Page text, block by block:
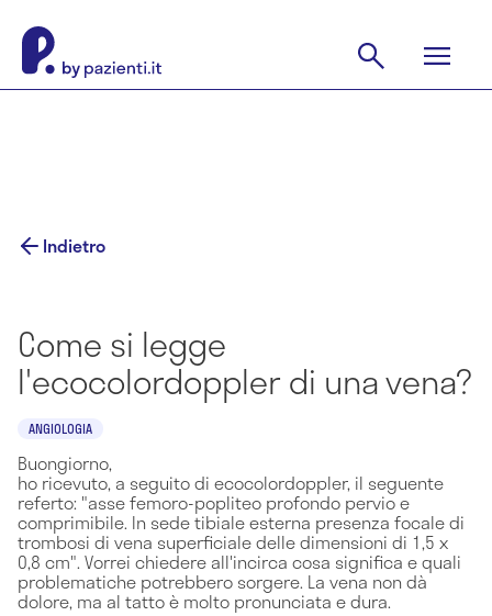
Indietro
Come si legge
l'ecocolordoppler di una vena?
ANGIOLOGIA
Buongiorno,
ho ricevuto, a seguito di ecocolordoppler, il seguente
referto: "asse femoro-popliteo profondo pervio e
comprimibile. In sede tibiale esterna presenza focale di
trombosi di vena superficiale delle dimensioni di 1,5 x
0,8 cm". Vorrei chiedere all'incirca cosa significa e quali
problematiche potrebbero sorgere. La vena non dà
dolore, ma al tatto è molto pronunciata e dura.